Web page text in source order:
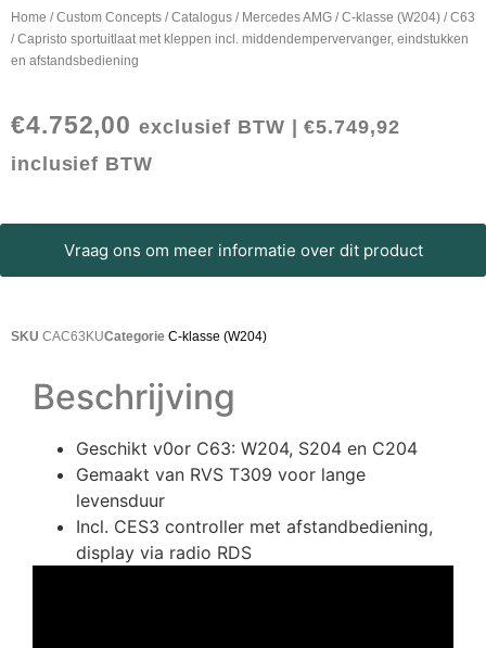
Home /Custom Concepts /Catalogus / Mercedes AMG /C-klasse (W204) / C63
/ Capristo sportuitlaat met kleppen incl. middendempervervanger, eindstukken
en afstandsbediening
€4.752,00 exclusief BTW |€5.749,92
inclusief BTW
Vraag ons om meer informatie over dit product
SKU CAC63KUCategorie C-klasse (W204)
Beschrijving
Geschikt v0or C63: W204, S204 en C204
Gemaakt van RVS T309 voor lange
levensduur
Incl. CES3 controller met afstandbediening,
display via radio RDS